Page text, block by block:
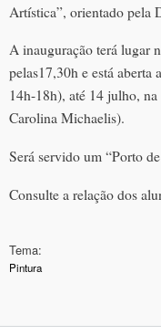
Artística”, orientado pela
A inauguração terá lugar
pelas17,30h e está
14h-18h), até 14 julho,
Carolina Michaelis).
Será servido um “Porto
Consulte a relação dos
Tema:
Pintura